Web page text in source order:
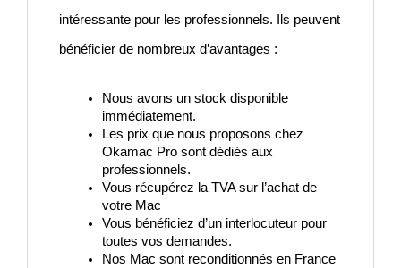
intéressante pour les professionnels. Ils peuvent
bénéficier de nombreux d’avantages :
Nous avons un stock disponible
immédiatement.
Les prix que nous proposons chez
Okamac Pro sont dédiés aux
professionnels.
Vous récupérez la TVA sur l’achat de
votre Mac
Vous bénéficiez d’un interlocuteur pour
toutes vos demandes.
Nos Mac sont reconditionnés en France